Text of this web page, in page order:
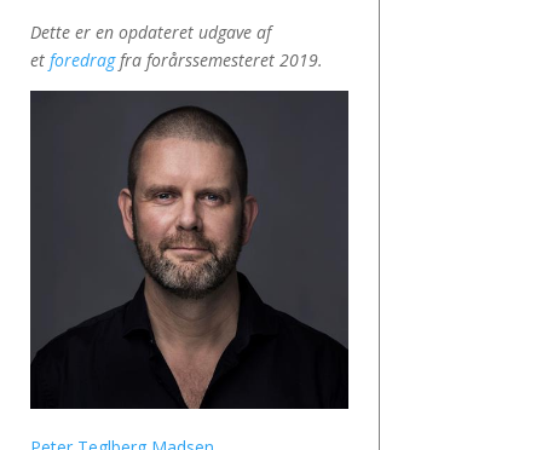
Dette er en opdateret udgave af
et foredragfra forårssemesteret 2019.